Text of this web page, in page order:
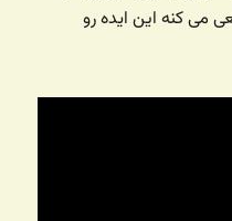
می کنه این ایده رو